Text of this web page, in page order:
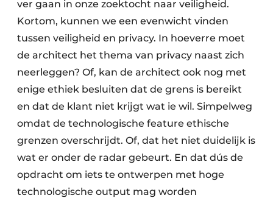
ver gaan in onze zoektocht naar veiligheid.
Kortom, kunnen we een evenwicht vinden
tussen veiligheid en privacy. In hoeverre moet
de architect het thema van privacy naast zich
neerleggen? Of, kan de architect ook nog met
enige ethiek besluiten dat de grens is bereikt
en dat de klant niet krijgt wat ie wil. Simpelweg
omdat de technologische feature ethische
grenzen overschrijdt. Of, dat het niet duidelijk is
wat er onder de radar gebeurt. En dat dús de
opdracht om iets te ontwerpen met hoge
technologische output mag worden